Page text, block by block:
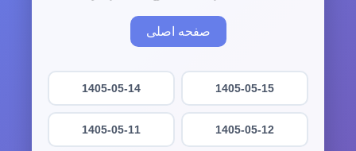
صفحه اصلی
1405-05-15
1405-05-14
1405-05-12
1405-05-11